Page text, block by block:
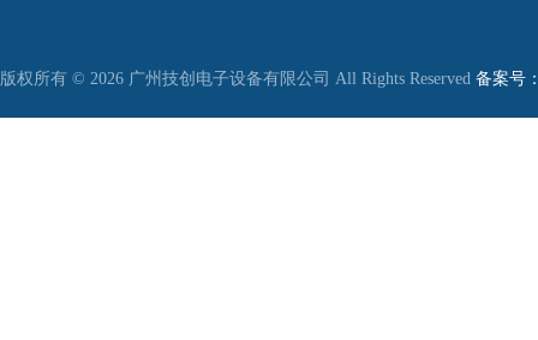
版权所有 © 2026 广州技创电子设备有限公司 All Rights Reserved 备案号